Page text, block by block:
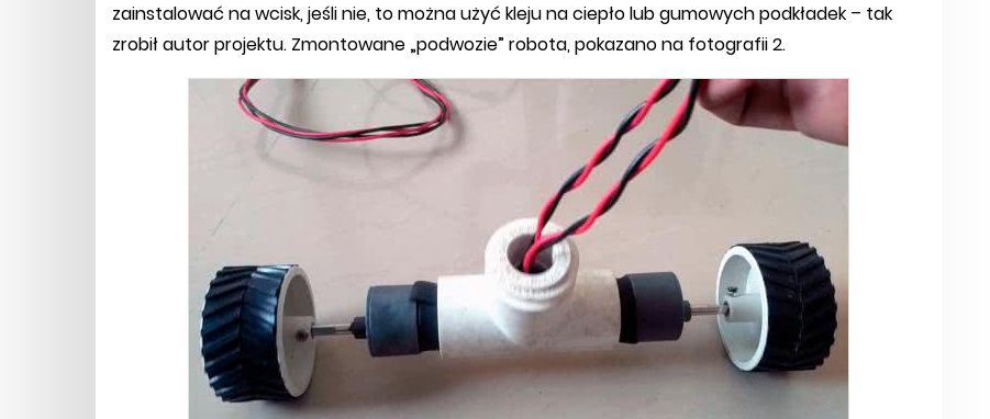
zainstalować na wcisk, jeśli nie, to można użyć kleju na ciepło lub gumowych podkładek – tak
zrobił autor projektu. Zmontowane „podwozie” robota, pokazano na fotografii 2.